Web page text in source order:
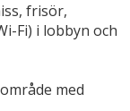
frisör,
Fi) i lobbyn och
med